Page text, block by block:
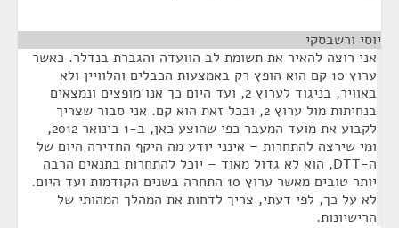
יוסי ורשבסקי
אני רוצה להאיר את תשומת לב הוועדה והגברת בנדלר. כאשר
ערוץ 10 קם הוא הופץ רק באמצעות הכבלים והלוויין ולא
באוויר, בניגוד לערוץ 2, ועד היום כך אנו מופצים ונמצאים
בנחיתות מול ערוץ 2, ובכל זאת הוא קם. אני סבור שצריך
לקבוע את מועד המעבר כפי שהוצע כאן, ב-1 בינואר 2012,
ומי שירצה להתחרות – אינני יודע מה היקף החדירה היום של
ה-DTT, הוא לא גדול מאוד – יוכל להתחרות בתנאים הרבה
יותר טובים מאשר ערוץ 10 התחרה בשנים הקודמות ועד היום.
לא על כך, לפי דעתי, צריך לדחות את המהלך המהותי של
הרישיונות.